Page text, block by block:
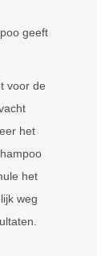
geeft
voor de
het
het
weg